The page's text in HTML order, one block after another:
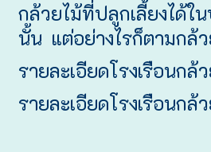
กล้วยไม้ที่ปลูกเลี้ยงได้ใ
นั้น แต่อย่างไรก็ตามกล้
รายละเอียดโรงเรือนก
รายละเอียดโรงเรือนก